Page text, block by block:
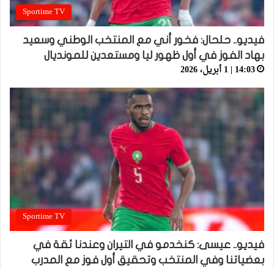
Sportime TV
فيديو.. حلحال: فخور أني مع المنتخب الوطني وسعيد
بهاد الفوز في أول ظهور ليا ومستعدين للمونديال
14:03 | 1 أبريل، 2026
Sportime TV
فيديو.. عيسى: كنخدمو في التيران وعندنا ثقة في
بعضياتنا وفي المنتخب وتحقيق أول فوز مع المدرب